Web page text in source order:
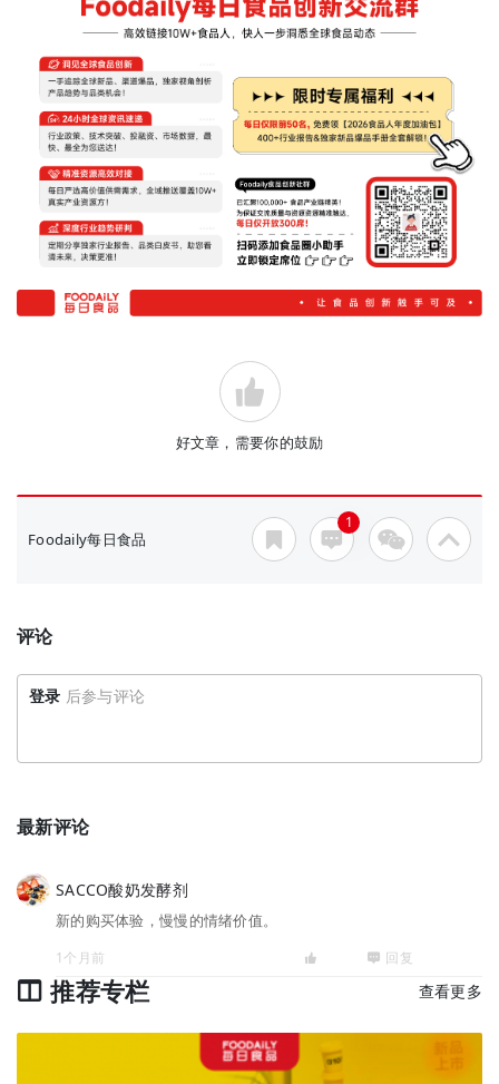
好文章，需要你的鼓励
Foodaily每日食品
1
评论
登录 后参与评论
最新评论
SACCO酸奶发酵剂
新的购买体验，慢慢的情绪价值。
1个月前 回复
推荐专栏 查看更多